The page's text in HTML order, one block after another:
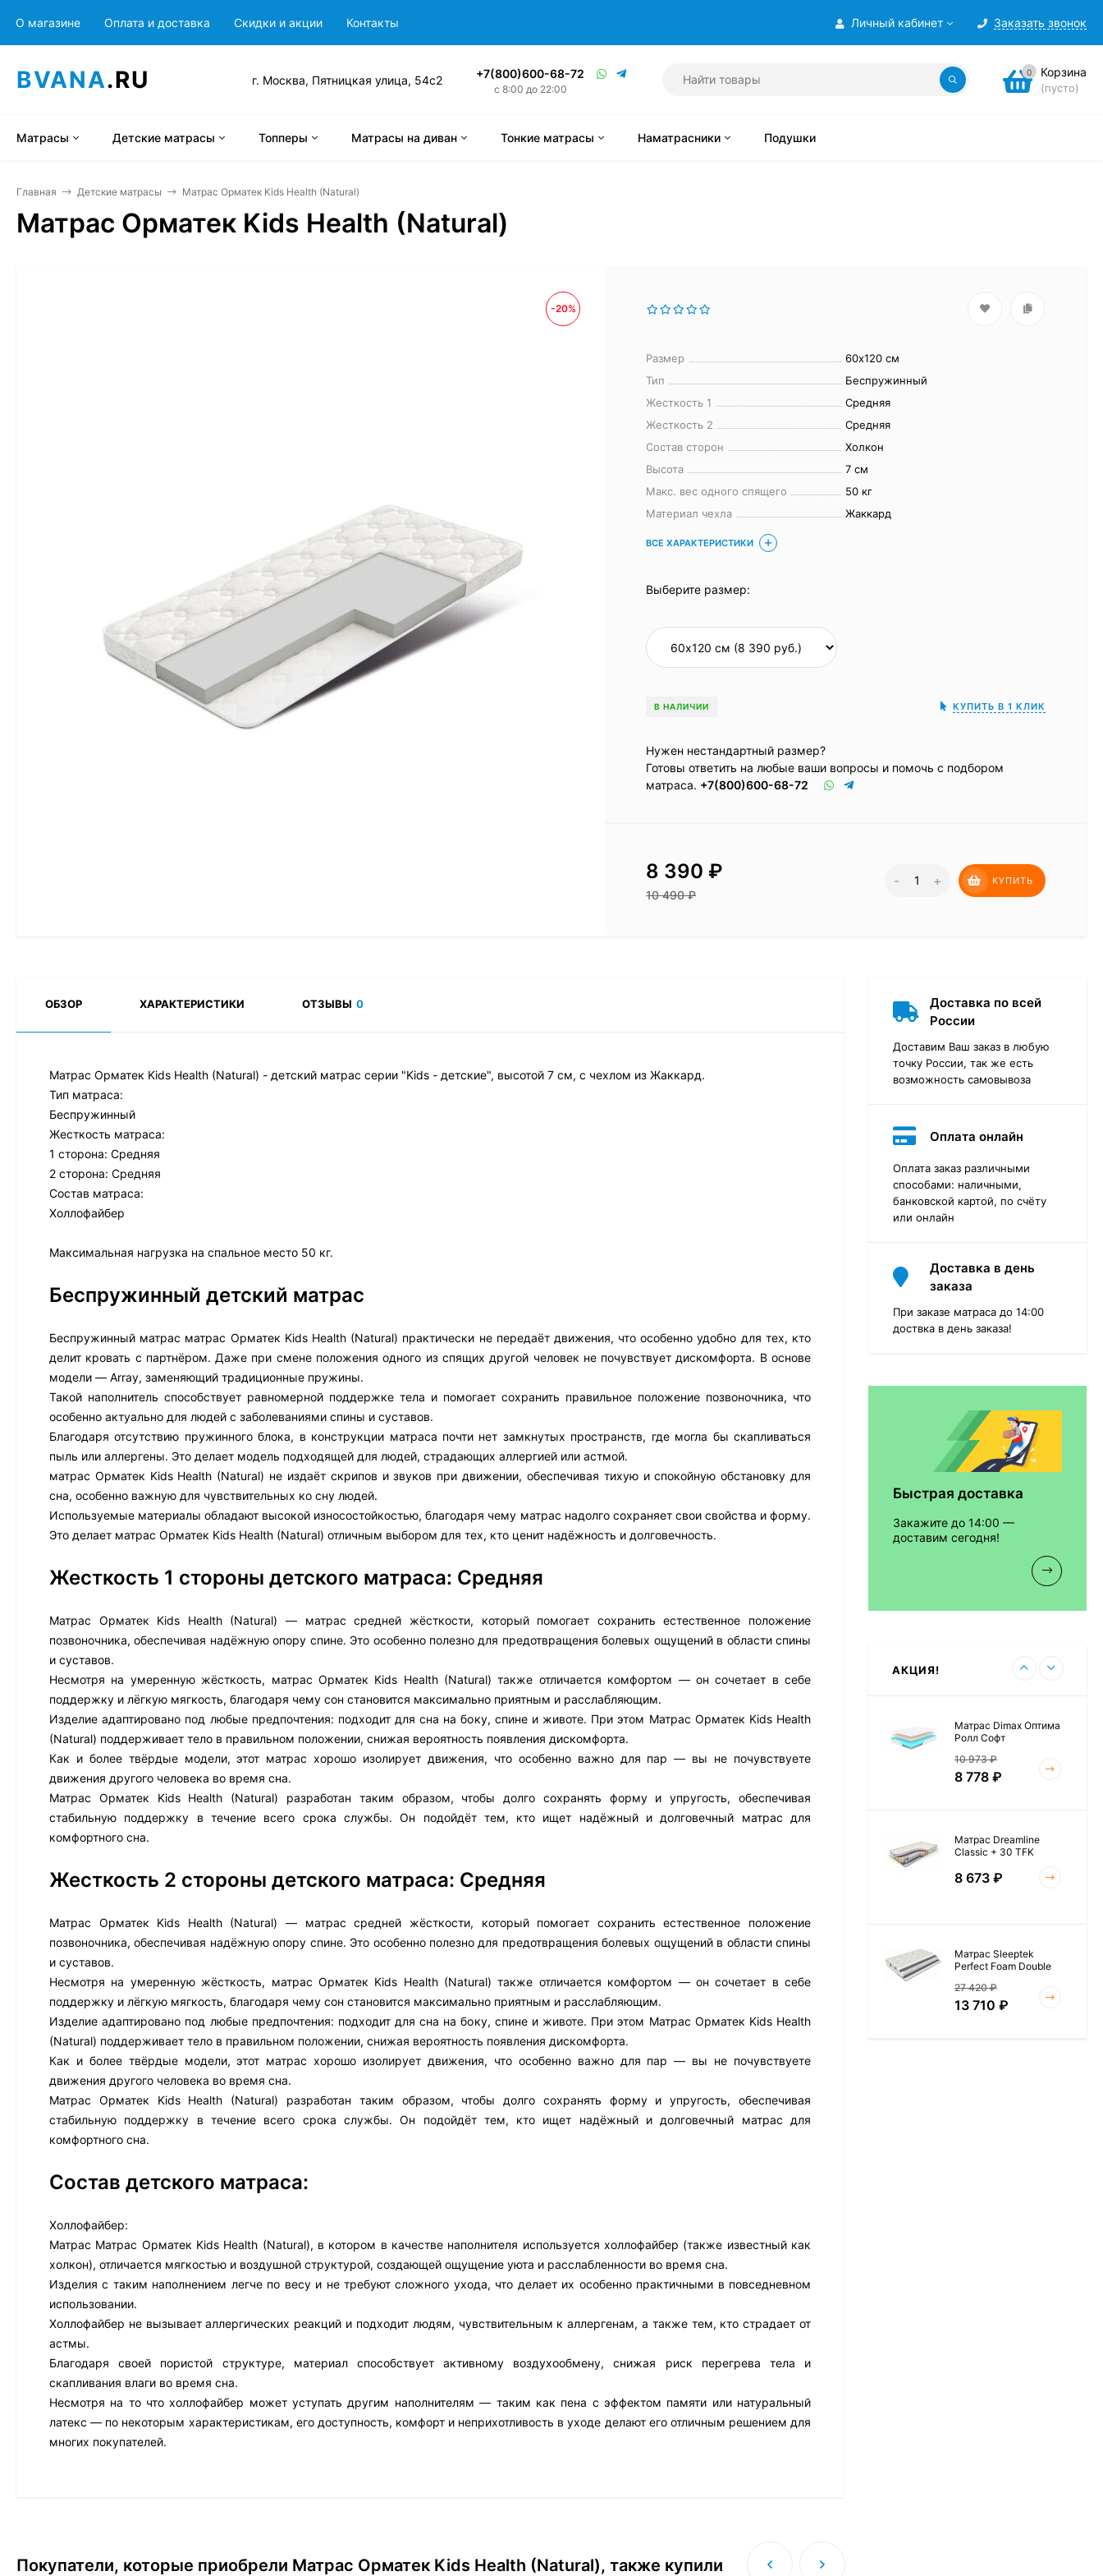
Личный кабинет Заказать звонок
О магазине Оплата и доставка Скидки и акции Контакты
BVANA.RU г. Москва, Пятницкая улица, 54с2 +7(800)600-68-72
с 8:00 до 22:00
0 Корзина
(пусто)
Матрасы Детские матрасы Топперы Матрасы на диван Тонкие матрасы Наматрасники Подушки
Главная Детские матрасы Матрас Орматек Kids Health (Natural)
Матрас Орматек Kids Health (Natural)
-20%
Размер
60х120 см
Тип
Беспружинный
Жесткость 1
Средняя
Жесткость 2
Средняя
Состав сторон
Холкон
Высота
7 см
Макс. вес одного спящего
50 кг
Материал чехла
Жаккард
ВСЕ ХАРАКТЕРИСТИКИ
Выберите размер:
В НАЛИЧИИ КУПИТЬ В 1 КЛИК
Нужен нестандартный размер?
Готовы ответить на любые ваши вопросы и помочь с подбором
матраса. +7(800)600-68-72
8 390 ₽
10 490₽
- + КУПИТЬ
ОБЗОР ХАРАКТЕРИСТИКИ ОТЗЫВЫ 0
Матрас Орматек Kids Health (Natural) - детский матрас серии "Kids - детские", высотой 7 см, с чехлом из Жаккард.
Тип матраса:
Беспружинный
Жесткость матраса:
1 сторона: Средняя
2 сторона: Средняя
Состав матраса:
Холлофайбер
Максимальная нагрузка на спальное место 50 кг.
Беспружинный детский матрас
Беспружинный матрас матрас Орматек Kids Health (Natural) практически не передаёт движения, что особенно удобно для тех, кто
делит кровать с партнёром. Даже при смене положения одного из спящих другой человек не почувствует дискомфорта. В основе
модели — Array, заменяющий традиционные пружины.
Такой наполнитель способствует равномерной поддержке тела и помогает сохранить правильное положение позвоночника, что
особенно актуально для людей с заболеваниями спины и суставов.
Благодаря отсутствию пружинного блока, в конструкции матраса почти нет замкнутых пространств, где могла бы скапливаться
пыль или аллергены. Это делает модель подходящей для людей, страдающих аллергией или астмой.
матрас Орматек Kids Health (Natural) не издаёт скрипов и звуков при движении, обеспечивая тихую и спокойную обстановку для
сна, особенно важную для чувствительных ко сну людей.
Используемые материалы обладают высокой износостойкостью, благодаря чему матрас надолго сохраняет свои свойства и форму.
Это делает матрас Орматек Kids Health (Natural) отличным выбором для тех, кто ценит надёжность и долговечность.
Жесткость 1 стороны детского матраса: Средняя
Матрас Орматек Kids Health (Natural) — матрас средней жёсткости, который помогает сохранить естественное положение
позвоночника, обеспечивая надёжную опору спине. Это особенно полезно для предотвращения болевых ощущений в области спины
и суставов.
Несмотря на умеренную жёсткость, матрас Орматек Kids Health (Natural) также отличается комфортом — он сочетает в себе
поддержку и лёгкую мягкость, благодаря чему сон становится максимально приятным и расслабляющим.
Изделие адаптировано под любые предпочтения: подходит для сна на боку, спине и животе. При этом Матрас Орматек Kids Health
(Natural) поддерживает тело в правильном положении, снижая вероятность появления дискомфорта.
Как и более твёрдые модели, этот матрас хорошо изолирует движения, что особенно важно для пар — вы не почувствуете
движения другого человека во время сна.
Матрас Орматек Kids Health (Natural) разработан таким образом, чтобы долго сохранять форму и упругость, обеспечивая
стабильную поддержку в течение всего срока службы. Он подойдёт тем, кто ищет надёжный и долговечный матрас для
комфортного сна.
Жесткость 2 стороны детского матраса: Средняя
Матрас Орматек Kids Health (Natural) — матрас средней жёсткости, который помогает сохранить естественное положение
позвоночника, обеспечивая надёжную опору спине. Это особенно полезно для предотвращения болевых ощущений в области спины
и суставов.
Несмотря на умеренную жёсткость, матрас Орматек Kids Health (Natural) также отличается комфортом — он сочетает в себе
поддержку и лёгкую мягкость, благодаря чему сон становится максимально приятным и расслабляющим.
Изделие адаптировано под любые предпочтения: подходит для сна на боку, спине и животе. При этом Матрас Орматек Kids Health
(Natural) поддерживает тело в правильном положении, снижая вероятность появления дискомфорта.
Как и более твёрдые модели, этот матрас хорошо изолирует движения, что особенно важно для пар — вы не почувствуете
движения другого человека во время сна.
Матрас Орматек Kids Health (Natural) разработан таким образом, чтобы долго сохранять форму и упругость, обеспечивая
стабильную поддержку в течение всего срока службы. Он подойдёт тем, кто ищет надёжный и долговечный матрас для
комфортного сна.
Состав детского матраса:
Холлофайбер:
Матрас Матрас Орматек Kids Health (Natural), в котором в качестве наполнителя используется холлофайбер (также известный как
холкон), отличается мягкостью и воздушной структурой, создающей ощущение уюта и расслабленности во время сна.
Изделия с таким наполнением легче по весу и не требуют сложного ухода, что делает их особенно практичными в повседневном
использовании.
Холлофайбер не вызывает аллергических реакций и подходит людям, чувствительным к аллергенам, а также тем, кто страдает от
астмы.
Благодаря своей пористой структуре, материал способствует активному воздухообмену, снижая риск перегрева тела и
скапливания влаги во время сна.
Несмотря на то что холлофайбер может уступать другим наполнителям — таким как пена с эффектом памяти или натуральный
латекс — по некоторым характеристикам, его доступность, комфорт и неприхотливость в уходе делают его отличным решением для
многих покупателей.
Покупатели, которые приобрели Матрас Орматек Kids Health (Natural), также купили
Доставка по всей
России
Доставим Ваш заказ в любую
точку России, так же есть
возможность самовывоза
Оплата онлайн
Оплата заказ различными
способами: наличными,
банковской картой, по счёту
или онлайн
Доставка в день
заказа
При заказе матраса до 14:00
доствка в день заказа!
Быстрая доставка
Закажите до 14:00 —
доставим сегодня!
АКЦИЯ!
12 468₽
9 351
Матрас Vitaflex Foam
7 692₽
Матрас Vitaflex Foam
Матрас Dimax Оптима
Ролл Софт
10 973₽
8 778 ₽
Матрас Dreamline
Classic + 30 TFK
8 673 ₽
Матрас Sleeptek
Perfect Foam Double
27 420₽
13 710 ₽